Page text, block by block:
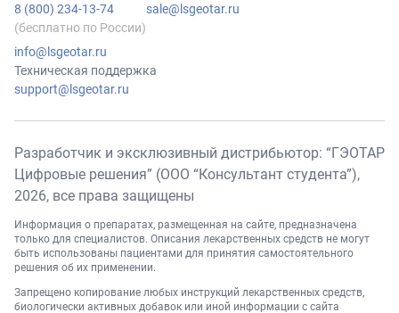
8 (800) 234-13-74
(бесплатно по России)
info@lsgeotar.ru
sale@lsgeotar.ru
Техническая поддержка
support@lsgeotar.ru
Разработчик и эксклюзивный дистрибьютор: “ГЭОТАР
Цифровые решения” (ООО “Консультант студента”),
2026, все права защищены
Информация о препаратах, размещенная на сайте, предназначена
только для специалистов. Описания лекарственных средств не могут
быть использованы пациентами для принятия самостоятельного
решения об их применении.
Запрещено копирование любых инструкций лекарственных средств,
биологически активных добавок или иной информации с сайта